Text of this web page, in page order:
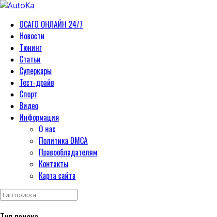
ОСАГО ОНЛАЙН 24/7
Новости
Тюнинг
Статьи
Суперкары
Тест-драйв
Спорт
Видео
Информация
О нас
Политика DMCA
Правообладателям
Контакты
Карта сайта